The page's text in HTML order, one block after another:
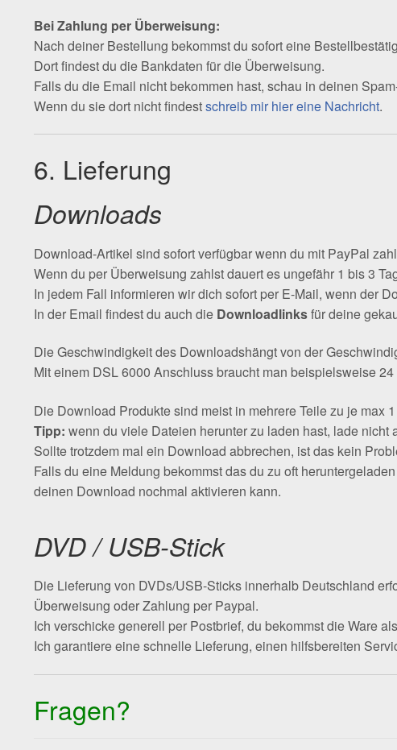
Bei Zahlung per Überweisung:
Nach deiner Bestellung bekommst du sofort eine
Dort findest du die Bankdaten für die Überweisung.
Falls du die Email nicht bekommen hast, schau in deinen
Wenn du sie dort nicht findestschreib mir hier eine Nachricht.
6. Lieferung
Downloads
Download-Artikel sind sofort verfügbar wenn du mit PayPal
Wenn du per Überweisung zahlst dauert es ungefähr 1 bis 3
In jedem Fall informieren wir dich sofort per E-Mail, wenn der
In der Email findest du auch die Downloadlinksfür deine
Die Geschwindigkeit des Downloadshängt von der
Mit einem DSL 6000 Anschluss braucht man beispielsweise
Die Download Produkte sind meist in mehrere Teile zu je
Tipp: wenn du viele Dateien herunter zu laden hast, lade nicht
Sollte trotzdem mal ein Download abbrechen, ist das kein
Falls du eine Meldung bekommst das du zu oft
deinen Download nochmal aktivieren kann.
DVD / USB-Stick
Die Lieferung von DVDs/USB-Sticks innerhalb Deutschland
Überweisung oder Zahlung per Paypal.
Ich verschicke generell per Postbrief, du bekommst die Ware
Ich garantiere eine schnelle Lieferung, einen hilfsbereiten
Fragen?